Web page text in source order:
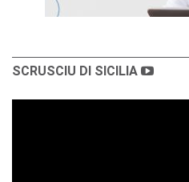
SCRUSCIU DI SICILIA